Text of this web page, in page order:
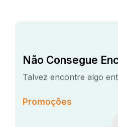
Não Consegue
Talvez encontre algo
Promoções